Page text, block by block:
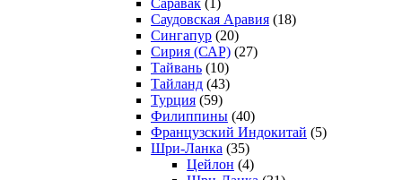
Саудовская Аравия (18)
Сингапур (20)
Сирия (САР) (27)
Тайвань (10)
Тайланд (43)
Турция (59)
Филиппины (40)
Французский Индокитай (5)
Шри-Ланка (35)
Цейлон (4)